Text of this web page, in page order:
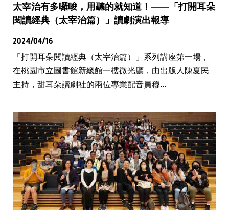
太宰治有多囉唆，用聽的就知道！——「打開耳朵
閱讀經典（太宰治篇）」讀劇演出報導
2024/04/16
「打開耳朵閱讀經典（太宰治篇）」系列講座第一場，
在桃園市立圖書館新總館一樓微光廳，由出版人陳夏民
主持，甜耳朵讀劇社的兩位專業配音員穆...